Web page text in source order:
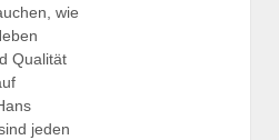
wie
Qualität
jeden